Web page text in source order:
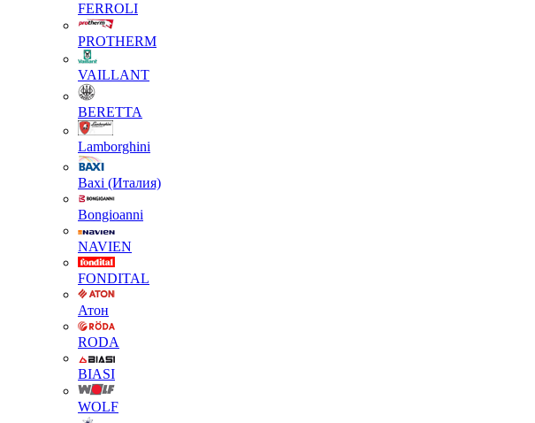
FERROLI
PROTHERM
VAILLANT
BERETTA
Lamborghini
Baxi (Италия)
Вongioanni
NAVIEN
FONDITAL
Атон
RODA
BIASI
WOLF